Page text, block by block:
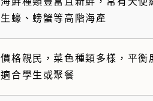
生蠔、螃蟹等高階海產
價格親民，菜色種類多樣，平衡
適合學生或聚餐